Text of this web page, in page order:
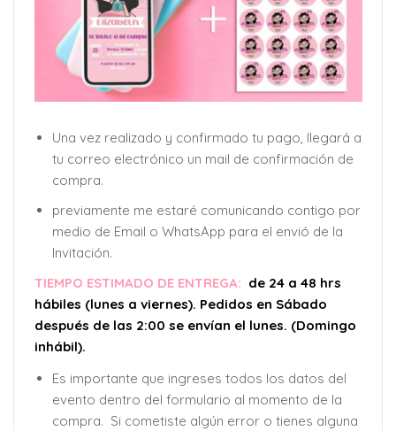
Una vez realizado y confirmado tu pago, llegará a
tu correo electrónico un mail de confirmación de
compra.
previamente me estaré comunicando contigo por
medio de Email o WhatsApp para el envió de la
Invitación.
TIEMPO ESTIMADO DE ENTREGA: de 24 a 48 hrs
hábiles (lunes a viernes). Pedidos en Sábado
después de las 2:00 se envían el lunes. (Domingo
inhábil).
Es importante que ingreses todos los datos del
evento dentro del formulario al momento de la
compra. Si cometiste algún error o tienes alguna